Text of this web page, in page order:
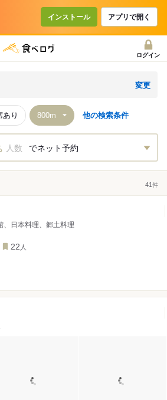
インストール アプリで開く
ログイン
変更
あり 他の検索条件
人数 でネット予約
41 件
、日本料理、郷土料理
22 人